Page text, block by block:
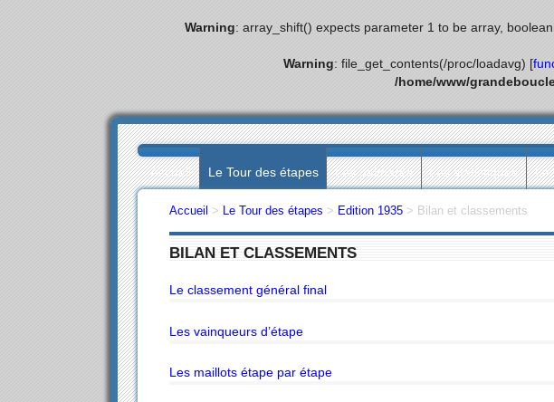
Warning: array_shift() expects parameter 1 to be array,
Warning: file_get_contents(/proc/loadavg) [
/home/www/
Accueil Le Tour des étapes Les palmarès Les statistiques
Accueil > Le Tour des étapes > Edition 1935 > Bilan et classements
BILAN ET CLASSEMENTS
Le classement général final
Les vainqueurs d’étape
Les maillots étape par étape